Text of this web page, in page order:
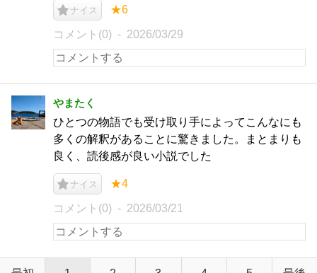
ナイス ★6
コメント(0) 2026/03/29
やまたく
ひとつの物語でも受け取り手によってこんなにも
多くの解釈があることに驚きました。まとまりも
良く、読後感が良い小説でした
ナイス ★4
コメント(0) 2026/03/21